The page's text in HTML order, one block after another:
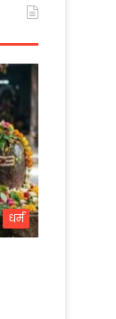
धर्म